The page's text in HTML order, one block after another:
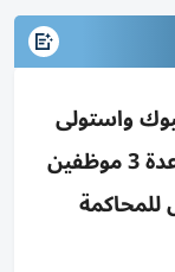
واستولى
على أكثر من 10 ملايين جنيه بمساعدة 3 موظفين
للمحاكمة